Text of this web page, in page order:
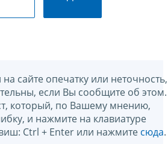
сайте опечатку или неточность,
если Вы сообщите об этом.
который, по Вашему мнению,
и нажмите на клавиатуре
Ctrl + Enter или нажмите сюда.